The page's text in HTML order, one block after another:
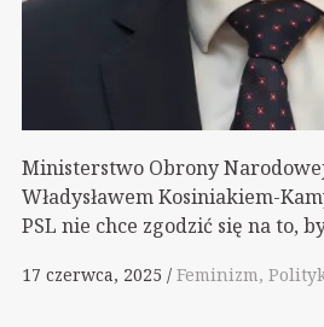
Ministerstwo Obrony
Władysławem Kosiniakiem-
PSL nie chce zgodzić się na to,
17 czerwca, 2025 Feminizm